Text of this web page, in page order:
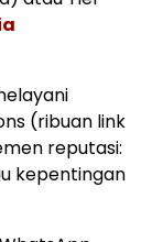
(ribuan link
reputasi:
kepentingan